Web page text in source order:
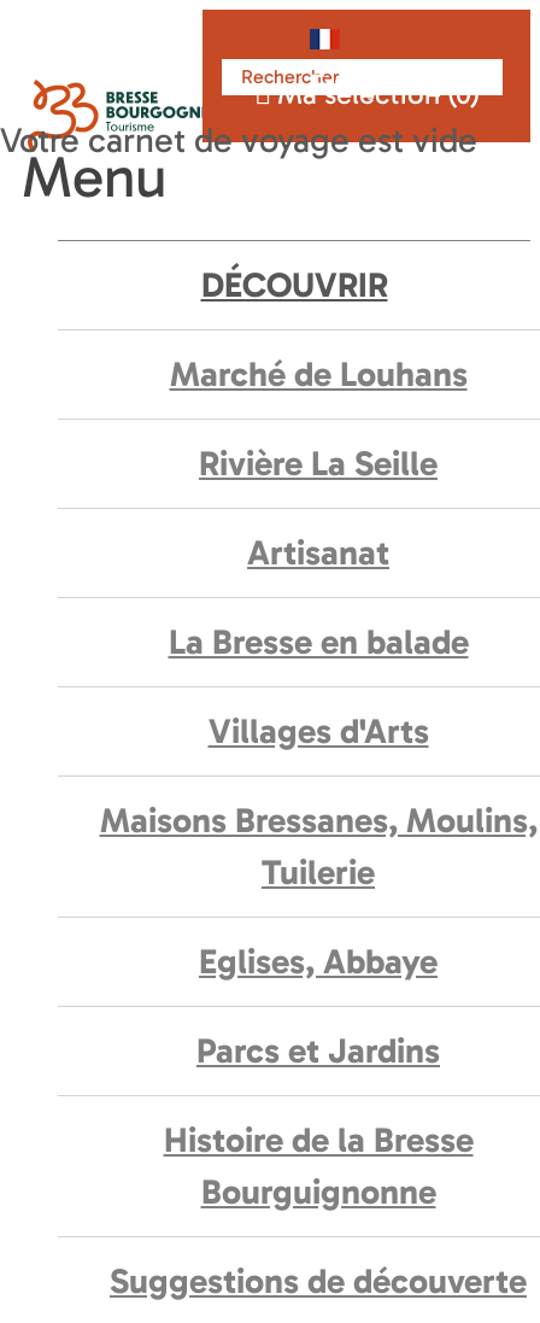
Français
Ma sélection (0)
Menu
DÉCOUVRIR
Marché de Louhans
Rivière La Seille
Artisanat
La Bresse en balade
Villages d'Arts
Maisons Bressanes, Moulins,
Tuilerie
Eglises, Abbaye
Parcs et Jardins
Histoire de la Bresse
Bourguignonne
Suggestions de découverte